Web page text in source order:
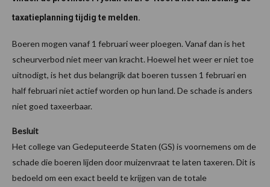
taxatieplanning tijdig te melden.
Boeren mogen vanaf 1 februari weer ploegen. Vanaf dan is het
scheurverbod niet meer van kracht. Hoewel het weer er niet toe
uitnodigt, is het dus belangrijk dat boeren tussen 1 februari en
half februari niet actief worden op hun land. De schade is anders
niet goed taxeerbaar.
Besluit
Het college van Gedeputeerde Staten (GS) is voornemens om de
schade die boeren lijden door muizenvraat te laten taxeren. Dit is
bedoeld om een exact beeld te krijgen van de totale